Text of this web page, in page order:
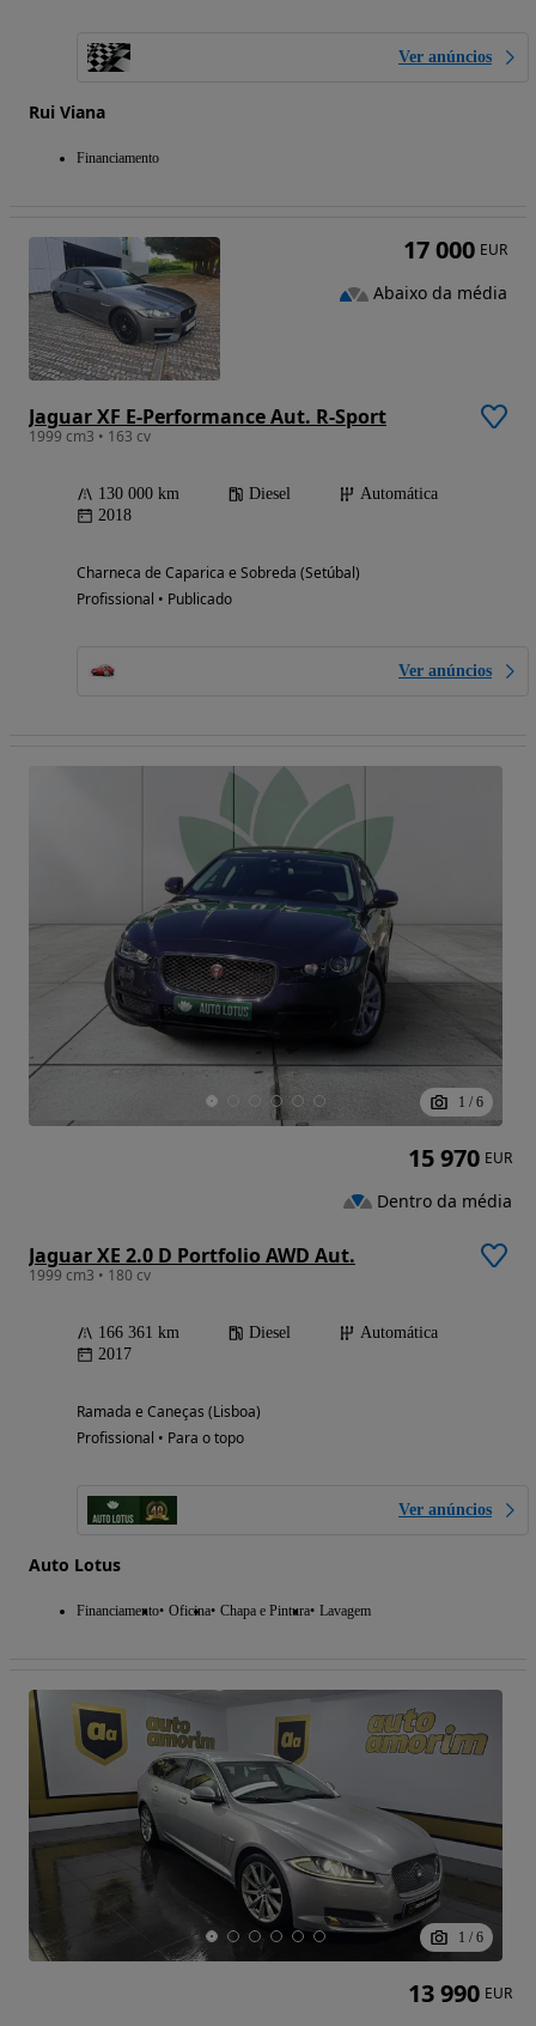
Ver anúncios
Rui Viana
Financiamento
Jaguar XF E-Performance Aut. R-Sport
1999 cm3 • 163 cv
130 000 km Diesel
Automática
2018
Charneca de Caparica e Sobreda (Setúbal)
Profissional • Publicado
Ver anúncios
17 000 EUR
Abaixo da média
1 / 6
Jaguar XE 2.0 D Portfolio AWD Aut.
1999 cm3 • 180 cv
166 361 km Diesel
Automática
2017
Ramada e Caneças (Lisboa)
Profissional • Para o topo
Ver anúncios
Auto Lotus
Financiamento Oficina Chapa e Pintura Lavagem
15 970 EUR
Dentro da média
1 / 6
13 990 EUR